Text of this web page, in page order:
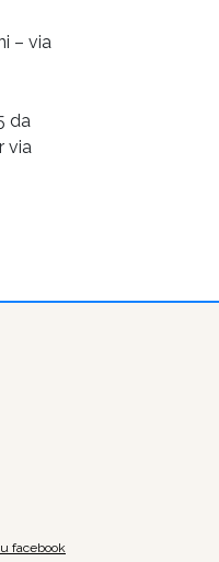
– via
da
via
facebook